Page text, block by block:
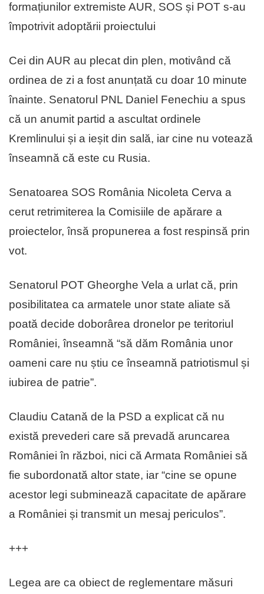
formațiunilor extremiste AUR, SOS și POT s-au
împotrivit adoptării proiectului
Cei din AUR au plecat din plen, motivând că
ordinea de zi a fost anunțată cu doar 10 minute
înainte. Senatorul PNL Daniel Fenechiu a spus
că un anumit partid a ascultat ordinele
Kremlinului și a ieșit din sală, iar cine nu votează
înseamnă că este cu Rusia.
Senatoarea SOS România Nicoleta Cerva a
cerut retrimiterea la Comisiile de apărare a
proiectelor, însă propunerea a fost respinsă prin
vot.
Senatorul POT Gheorghe Vela a urlat că, prin
posibilitatea ca armatele unor state aliate să
poată decide doborârea dronelor pe teritoriul
României, înseamnă “să dăm România unor
oameni care nu știu ce înseamnă patriotismul și
iubirea de patrie”.
Claudiu Catană de la PSD a explicat că nu
există prevederi care să prevadă aruncarea
României în război, nici că Armata României să
fie subordonată altor state, iar “cine se opune
acestor legi subminează capacitate de apărare
a României și transmit un mesaj periculos”.
+++
Legea are ca obiect de reglementare măsuri